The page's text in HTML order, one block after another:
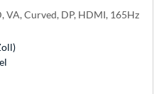
VA, Curved, DP, HDMI, 165Hz